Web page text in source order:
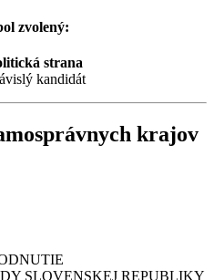
zvolený:
strana
kandidát
krajov
SLOVENSKEJ REPUBLIKY